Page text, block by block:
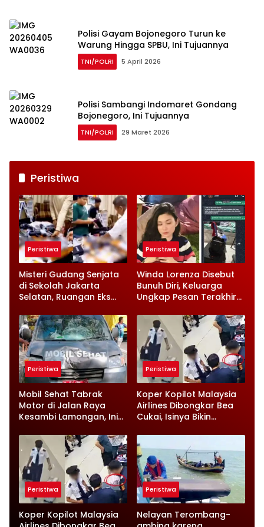
Polisi Gayam Bojonegoro Turun ke
Warung Hingga SPBU, Ini Tujuannya
TNI/POLRI 5 April 2026
Polisi Sambangi Indomaret Gondang
Bojonegoro, Ini Tujuannya
TNI/POLRI 29 Maret 2026
Peristiwa
Peristiwa
Misteri Gudang Senjata
di Sekolah Jakarta
Selatan, Ruangan Eks
Sorotan
Peristiwa
Winda Lorenza Disebut
Bunuh Diri, Keluarga
Ungkap Pesan Terakhir
Rumah
Peristiwa
Mobil Sehat Tabrak
Motor di Jalan Raya
Kesambi Lamongan, Ini
Peristiwa
Koper Kopilot Malaysia
Airlines Dibongkar Bea
Cukai, Isinya Bikin
Peristiwa
Koper Kopilot Malaysia
Peristiwa
Nelayan Terombang-